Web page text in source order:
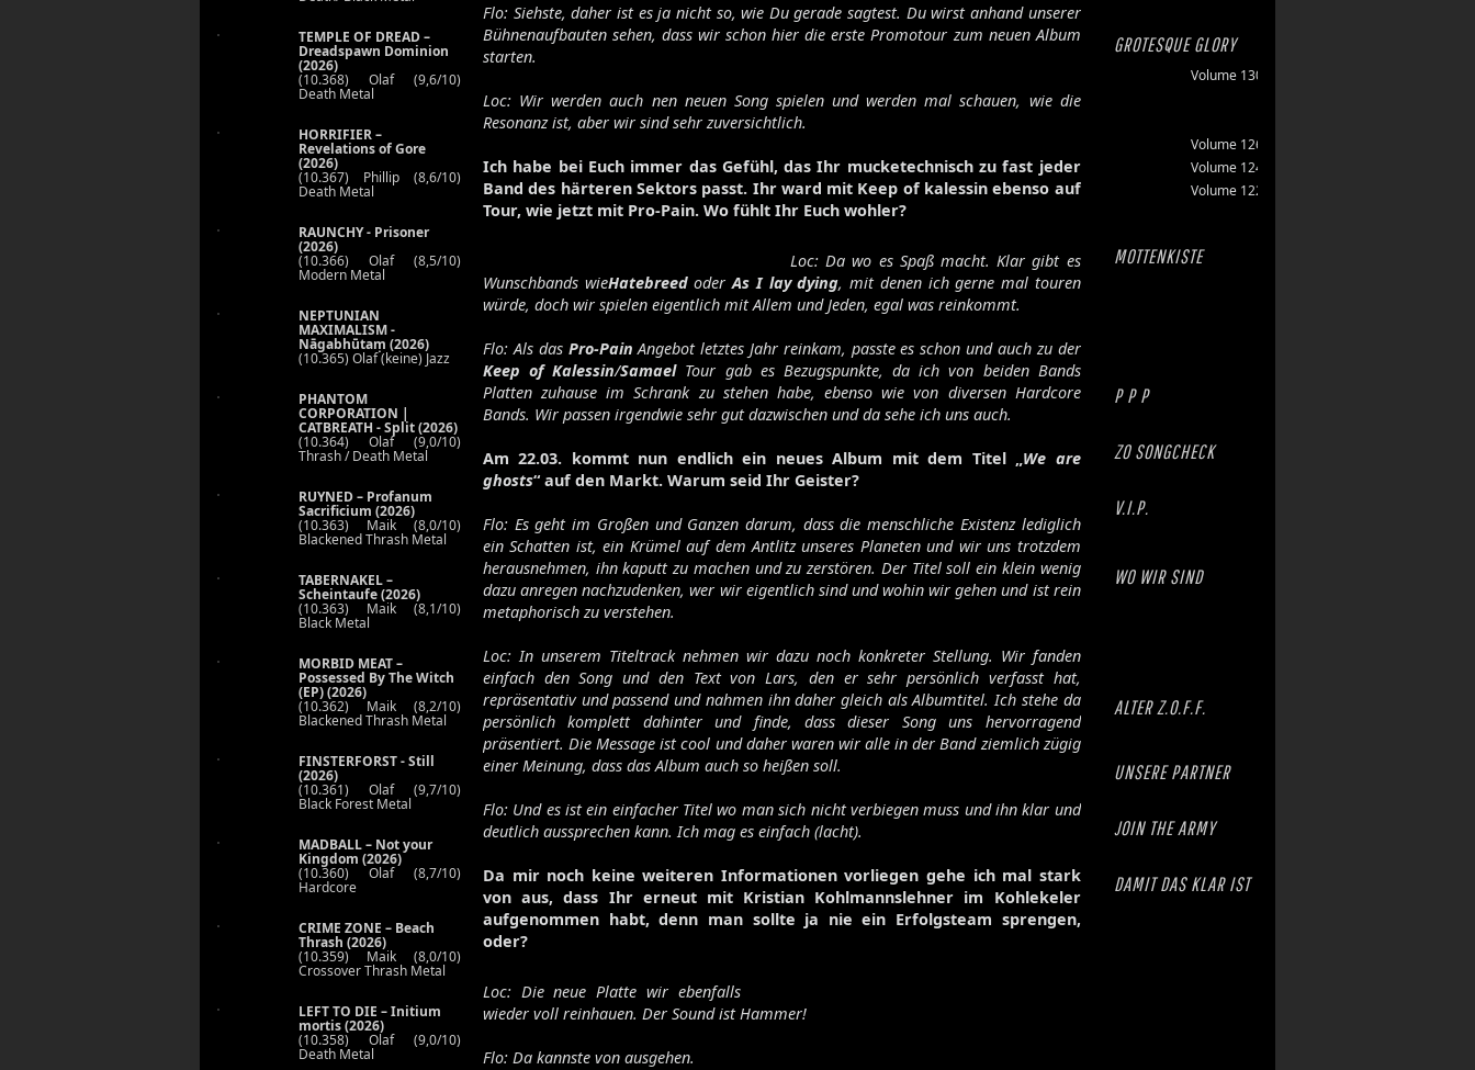
TEMPLE OF DREAD –
Dreadspawn Dominion
(2026)
(10.368) Olaf (9,6/10)
Death Metal
HORRIFIER –
Revelations of Gore
(2026)
(10.367) Phillip (8,6/10)
Death Metal
RAUNCHY - Prisoner
(2026)
(10.366) Olaf (8,5/10)
Modern Metal
NEPTUNIAN
MAXIMALISM -
Nāgabhūtaṃ (2026)
(10.365) Olaf (keine) Jazz
PHANTOM
CORPORATION |
CATBREATH - Split (2026)
(10.364) Olaf (9,0/10)
Thrash / Death Metal
RUYNED – Profanum
Sacrificium (2026)
(10.363) Maik (8,0/10)
Blackened Thrash Metal
TABERNAKEL –
Scheintaufe (2026)
(10.363) Maik (8,1/10)
Black Metal
MORBID MEAT –
Possessed By The Witch
(EP) (2026)
(10.362) Maik (8,2/10)
Blackened Thrash Metal
FINSTERFORST - Still
(2026)
(10.361) Olaf (9,7/10)
Black Forest Metal
MADBALL – Not your
Kingdom (2026)
(10.360) Olaf (8,7/10)
Hardcore
CRIME ZONE – Beach
Thrash (2026)
(10.359) Maik (8,0/10)
Crossover Thrash Metal
LEFT TO DIE – Initium
mortis (2026)
(10.358) Olaf (9,0/10)
Death Metal
Flo: Siehste, daher ist es ja nicht so, wie Du gerade sagtest. Du wirst anhand unserer
Bühnenaufbauten sehen, dass wir schon hier die erste Promotour zum neuen Album
starten.
Loc: Wir werden auch nen neuen Song spielen und werden mal schauen, wie die
Resonanz ist, aber wir sind sehr zuversichtlich.
Ich habe bei Euch immer das Gefühl, das Ihr mucketechnisch zu fast jeder
Band des härteren Sektors passt. Ihr ward mit Keep of kalessin ebenso auf
Tour, wie jetzt mit Pro-Pain. Wo fühlt Ihr Euch wohler?
Loc: Da wo es Spaß macht. Klar gibt es
Wunschbands wieHatebreedoderAs I lay dying, mit denen ich gerne mal touren
würde, doch wir spielen eigentlich mit Allem und Jeden, egal was reinkommt.
Flo: Als das Pro-Pain Angebot letztes Jahr reinkam, passte es schon und auch zu der
Keep of Kalessin/SamaelTour gab es Bezugspunkte, da ich von beiden Bands
Platten zuhause im Schrank zu stehen habe, ebenso wie von diversen Hardcore
Bands. Wir passen irgendwie sehr gut dazwischen und da sehe ich uns auch.
Am 22.03. kommt nun endlich ein neues Album mit dem Titel „We are
ghosts“ auf den Markt. Warum seid Ihr Geister?
Flo: Es geht im Großen und Ganzen darum, dass die menschliche Existenz lediglich
ein Schatten ist, ein Krümel auf dem Antlitz unseres Planeten und wir uns trotzdem
herausnehmen, ihn kaputt zu machen und zu zerstören. Der Titel soll ein klein wenig
dazu anregen nachzudenken, wer wir eigentlich sind und wohin wir gehen und ist rein
metaphorisch zu verstehen.
Loc: In unserem Titeltrack nehmen wir dazu noch konkreter Stellung. Wir fanden
einfach den Song und den Text von Lars, den er sehr persönlich verfasst hat,
repräsentativ und passend und nahmen ihn daher gleich als Albumtitel. Ich stehe da
persönlich komplett dahinter und finde, dass dieser Song uns hervorragend
präsentiert. Die Message ist cool und daher waren wir alle in der Band ziemlich zügig
einer Meinung, dass das Album auch so heißen soll.
Flo: Und es ist ein einfacher Titel wo man sich nicht verbiegen muss und ihn klar und
deutlich aussprechen kann. Ich mag es einfach (lacht).
Da mir noch keine weiteren Informationen vorliegen gehe ich mal stark
von aus, dass Ihr erneut mit Kristian Kohlmannslehner im Kohlekeler
aufgenommen habt, denn man sollte ja nie ein Erfolgsteam sprengen,
oder?
Loc: Die neue Platte wir ebenfalls
wieder voll reinhauen. Der Sound ist Hammer!
Flo: Da kannste von ausgehen.
GROTESQUE GLORY
Volume 130
Volume 129
Volume 126
Volume 125
Volume 124
Volume 123
Volume 122
MOTTENKISTE
Satan's Host
Damien
Elixir
P P P
ZO SONGCHECK
V.I.P.
WO WIR SIND
ALTER Z.O.F.F.
UNSERE PARTNER
JOIN THE ARMY
DAMIT DAS KLAR IST